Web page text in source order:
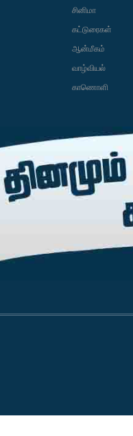
சினிமா
கட்டுரைகள்
ஆன்மீகம்
வாழ்வியல்
காணொளி